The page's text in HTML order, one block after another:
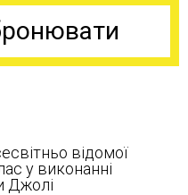
відомої
у виконанні
Джолі